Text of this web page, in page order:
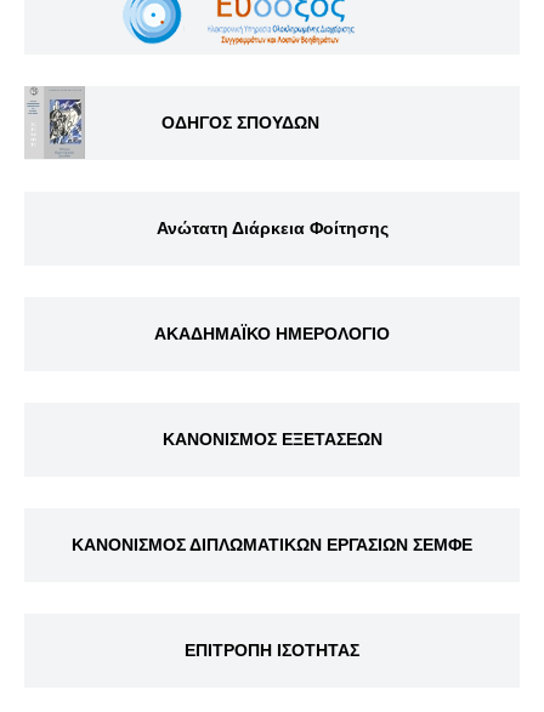
ΟΔΗΓΟΣ ΣΠΟΥΔΩΝ
Ανώτατη Διάρκεια Φοίτησης
ΑΚΑΔΗΜΑΪΚΟ ΗΜΕΡΟΛΟΓΙΟ
ΚΑΝΟΝΙΣΜΟΣ ΕΞΕΤΑΣΕΩΝ
ΚΑΝΟΝΙΣΜΟΣ ΔΙΠΛΩΜΑΤΙΚΩΝ ΕΡΓΑΣΙΩΝ ΣΕΜΦΕ
ΕΠΙΤΡΟΠΗ ΙΣΟΤΗΤΑΣ